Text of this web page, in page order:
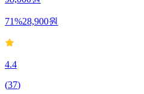
71%28,900원
4.4
(37)